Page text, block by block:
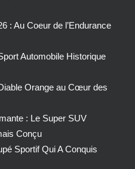
: Au Coeur de l’Endurance
Automobile Historique
Orange au Cœur des
: Le Super SUV
Conçu
Sportif Qui A Conquis